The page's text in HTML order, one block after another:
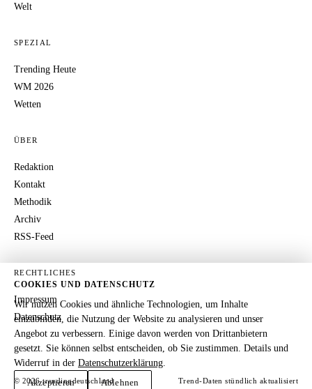
Welt
SPEZIAL
Trending Heute
WM 2026
Wetten
ÜBER
Redaktion
Kontakt
Methodik
Archiv
RSS-Feed
RECHTLICHES
Impressum
Datenschutz
© 2026 trendingdeutschland Trend-Daten stündlich aktualisiert
COOKIES UND DATENSCHUTZ
Wir nutzen Cookies und ähnliche Technologien, um Inhalte
einzubinden, die Nutzung der Website zu analysieren und unser
Angebot zu verbessern. Einige davon werden von Drittanbietern
gesetzt. Sie können selbst entscheiden, ob Sie zustimmen. Details und
Widerruf in der Datenschutzerklärung.
Akzeptieren
Ablehnen